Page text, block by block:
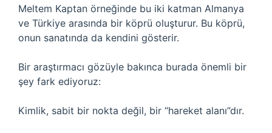
Meltem Kaptan örneğinde bu iki katman Almanya
ve Türkiye arasında bir köprü oluşturur. Bu köprü,
onun sanatında da kendini gösterir.
Bir araştırmacı gözüyle bakınca burada önemli bir
şey fark ediyoruz:
Kimlik, sabit bir nokta değil, bir “hareket alanı”dır.